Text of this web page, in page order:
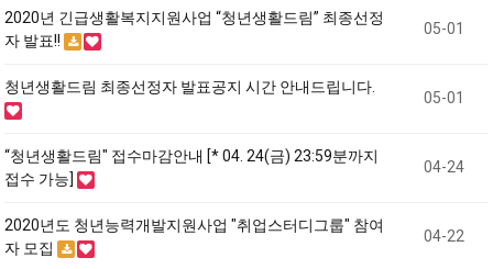
2020년 긴급생활복지지원사업 “청년생활드림” 최종선정
자 발표!!
05-01
청년생활드림 최종선정자 발표공지 시간 안내드립니다.
05-01
“청년생활드림" 접수마감안내 [* 04. 24(금) 23:59분까지
접수 가능]
04-24
2020년도 청년능력개발지원사업 "취업스터디그룹" 참여
자 모집
04-22